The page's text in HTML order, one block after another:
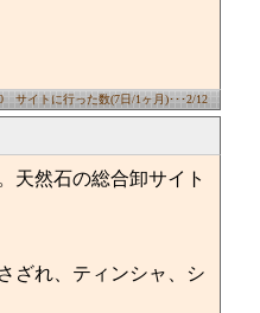
サイトに行った数(7日/1ヶ月)･･･2/12
天然石の総合卸サイト
ざれ、ティンシャ、シ